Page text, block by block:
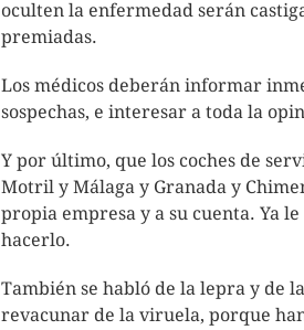
oculten la enfermedad serán
premiadas.
Los médicos deberán informar
sospechas, e interesar a toda la
Y por último, que los coches de
Motril y Málaga y Granada y
propia empresa y a su cuenta. Ya
hacerlo.
También se habló de la lepra y de
revacunar de la viruela, porque